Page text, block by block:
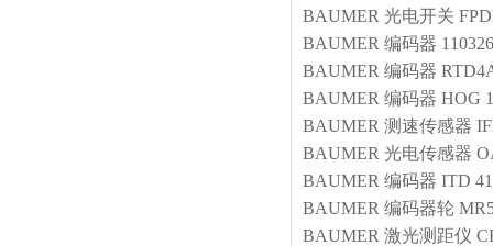
BAUMER 光电开关
BAUMER 编码器
BAUMER 编码器
BAUMER 编码器 HOG
BAUMER 测速传感器
BAUMER 光电传感器
BAUMER 编码器 ITD
BAUMER 编码器轮
BAUMER 激光测距仪